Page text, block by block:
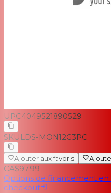
UPC4049521890529
SKU LDS-MON12G3PC
Ajouter aux favoris
CA$97.99
Options de financement en
checkout